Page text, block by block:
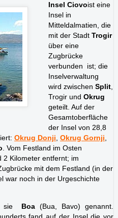
Insel Ciovoist eine
Insel in
Mitteldalmatien, die
mit der Stadt Trogir
über eine
Zugbrücke
verbunden ist; die
Inselverwaltung
wird zwischen Split
Trogir und Okrug
geteilt. Auf der
Gesamtoberfläche
der Insel von 28,8
Okrug Donji Okrug Gornji
. Vom Festland im Osten
2 Kilometer entfernt; im
mit dem Festland (in der
war noch in der Urgeschichte
sie Boa(Bua, Bavo) genannt.